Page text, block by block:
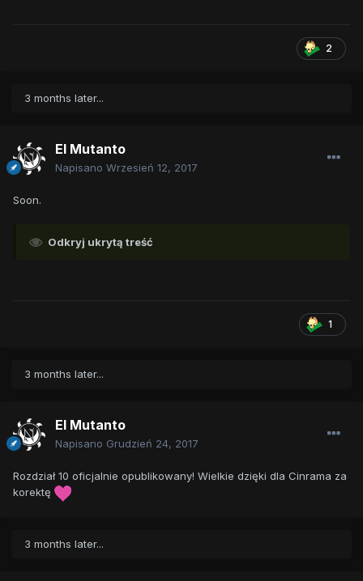
2
3 months later...
El Mutanto
Napisano Wrzesień 12, 2017
Soon.
Odkryj ukrytą treść
1
3 months later...
El Mutanto
Napisano Grudzień 24, 2017
Rozdział 10 oficjalnie opublikowany! Wielkie dzięki dla Cinrama za
korektę
3 months later...